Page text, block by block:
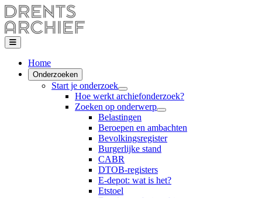
Home
Onderzoeken
Start je onderzoek
Hoe werkt archiefonderzoek?
Zoeken op onderwerp
Belastingen
Beroepen en ambachten
Bevolkingsregister
Burgerlijke stand
CABR
DTOB-registers
E-depot: wat is het?
Etstoel